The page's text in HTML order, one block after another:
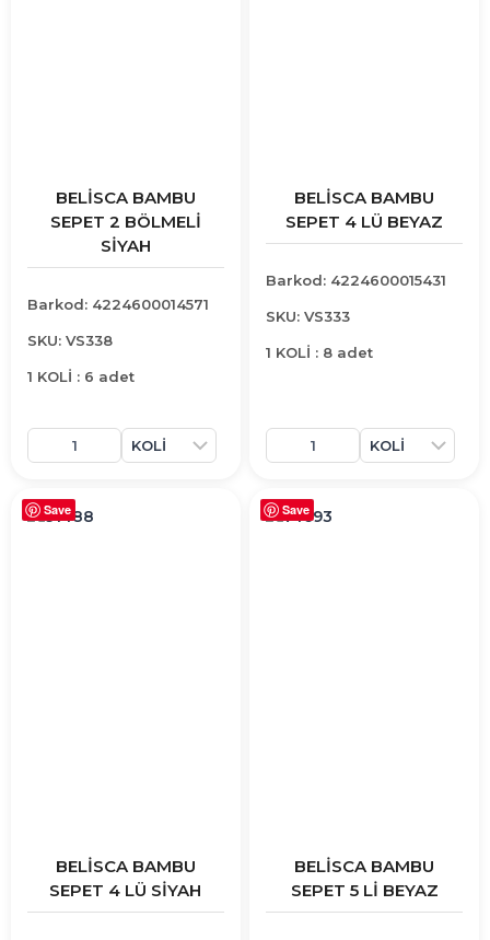
BELİSCA BAMBU
SEPET 2 BÖLMELİ
SİYAH
Barkod: 4224600014571
SKU: VS338
1 KOLİ : 6 adet
BELİSCA BAMBU
SEPET 4 LÜ BEYAZ
Barkod: 4224600015431
SKU: VS333
1 KOLİ : 8 adet
Save
BELİSCA BAMBU
SEPET 4 LÜ SİYAH
Save
BELİSCA BAMBU
SEPET 5 Lİ BEYAZ